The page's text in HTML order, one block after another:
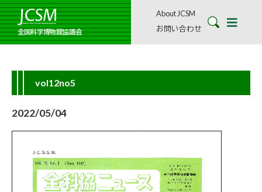
全国科学博物館協議会
About JCSM
お問い合わせ
vol12no5
2022/05/04